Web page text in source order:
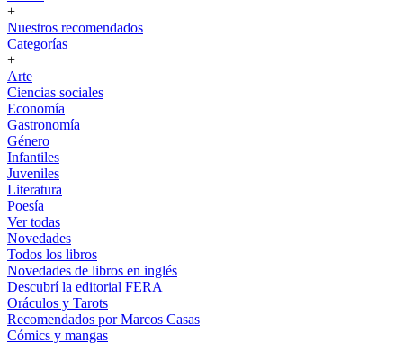
+
Nuestros recomendados
Categorías
+
Arte
Ciencias sociales
Economía
Gastronomía
Género
Infantiles
Juveniles
Literatura
Poesía
Ver todas
Novedades
Todos los libros
Novedades de libros en inglés
Descubrí la editorial FERA
Oráculos y Tarots
Recomendados por Marcos Casas
Cómics y mangas